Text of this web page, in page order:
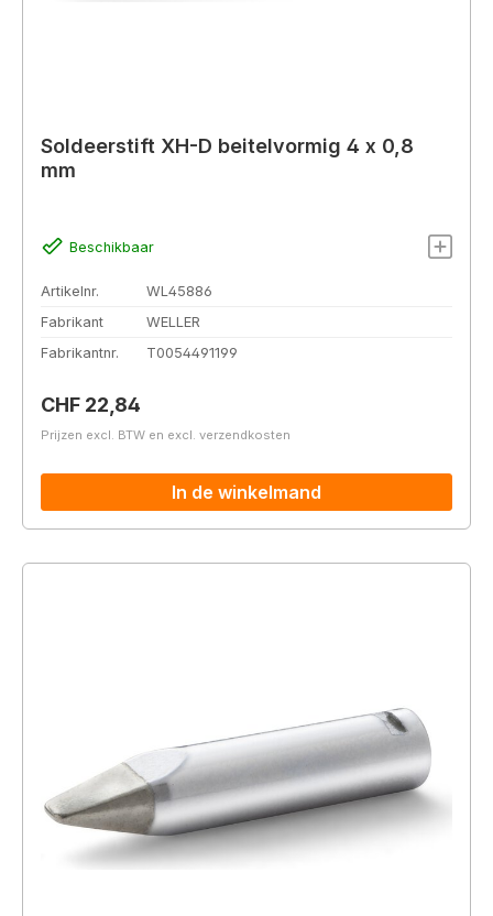
Soldeerstift XH-D beitelvormig 4 x 0,8
mm
Beschikbaar
Artikelnr.
WL45886
Fabrikant
WELLER
Fabrikantnr.
T0054491199
Normale prijs:
CHF 22,84
Prijzen excl. BTW en excl. verzendkosten
In de winkelmand